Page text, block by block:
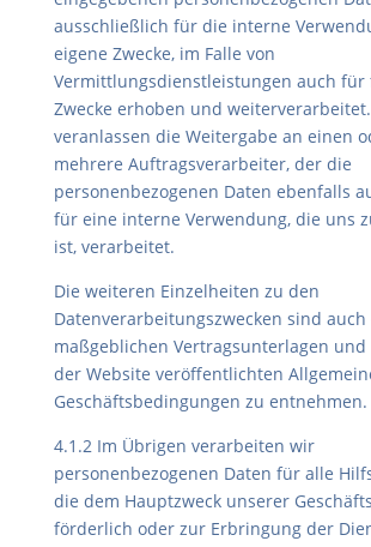
ausschließlich für die interne
eigene Zwecke, im Falle von
Vermittlungsdienstleistungen auch für
Zwecke erhoben und
veranlassen die Weitergabe an einen
mehrere Auftragsverarbeiter, der die
personenbezogenen Daten ebenfalls
für eine interne Verwendung, die uns
ist, verarbeitet.
Die weiteren Einzelheiten zu den
Datenverarbeitungszwecken sind auch
maßgeblichen Vertragsunterlagen
der Website veröffentlichten
Geschäftsbedingungen zu entnehmen.
4.1.2 Im Übrigen verarbeiten wir
personenbezogenen Daten für alle
die dem Hauptzweck unserer
förderlich oder zur Erbringung der